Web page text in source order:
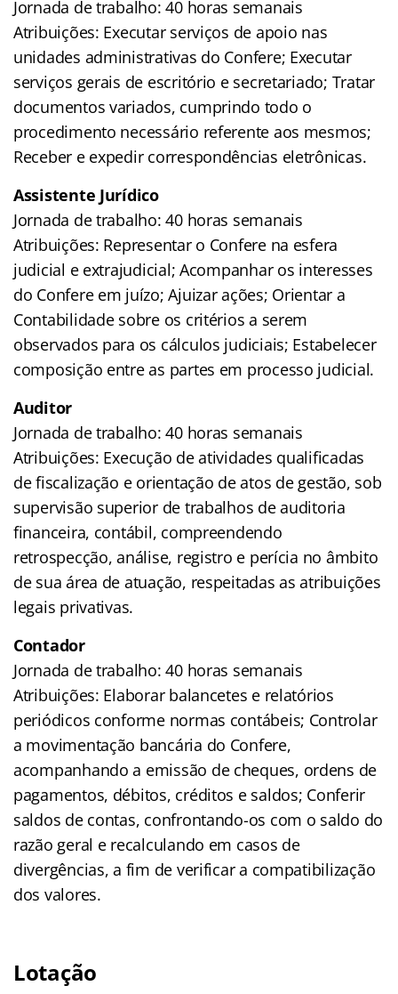
Jornada de trabalho: 40 horas semanais
Atribuições: Executar serviços de apoio nas
unidades administrativas do Confere; Executar
serviços gerais de escritório e secretariado; Tratar
documentos variados, cumprindo todo o
procedimento necessário referente aos mesmos;
Receber e expedir correspondências eletrônicas.
Assistente Jurídico
Jornada de trabalho: 40 horas semanais
Atribuições: Representar o Confere na esfera
judicial e extrajudicial; Acompanhar os interesses
do Confere em juízo; Ajuizar ações; Orientar a
Contabilidade sobre os critérios a serem
observados para os cálculos judiciais; Estabelecer
composição entre as partes em processo judicial.
Auditor
Jornada de trabalho: 40 horas semanais
Atribuições: Execução de atividades qualificadas
de fiscalização e orientação de atos de gestão, sob
supervisão superior de trabalhos de auditoria
financeira, contábil, compreendendo
retrospecção, análise, registro e perícia no âmbito
de sua área de atuação, respeitadas as atribuições
legais privativas.
Contador
Jornada de trabalho: 40 horas semanais
Atribuições: Elaborar balancetes e relatórios
periódicos conforme normas contábeis; Controlar
a movimentação bancária do Confere,
acompanhando a emissão de cheques, ordens de
pagamentos, débitos, créditos e saldos; Conferir
saldos de contas, confrontando-os com o saldo do
razão geral e recalculando em casos de
divergências, a fim de verificar a compatibilização
dos valores.
Lotação